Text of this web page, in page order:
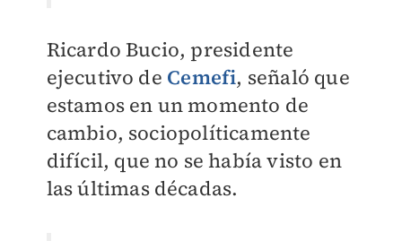
Ricardo Bucio, presidente
ejecutivo de Cemefi, señaló que
estamos en un momento de
cambio, sociopolíticamente
difícil, que no se había visto en
las últimas décadas.